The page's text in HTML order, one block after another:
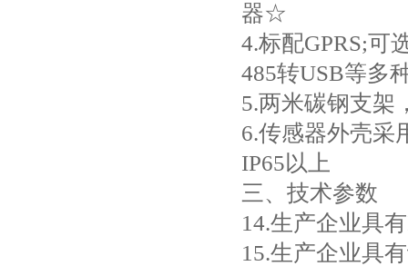
器☆
4.标配GPRS;可
485转USB等多
5.两米碳钢支架
6.传感器外壳采
IP65以上
三、技术参数
14.生产企业具
15.生产企业具